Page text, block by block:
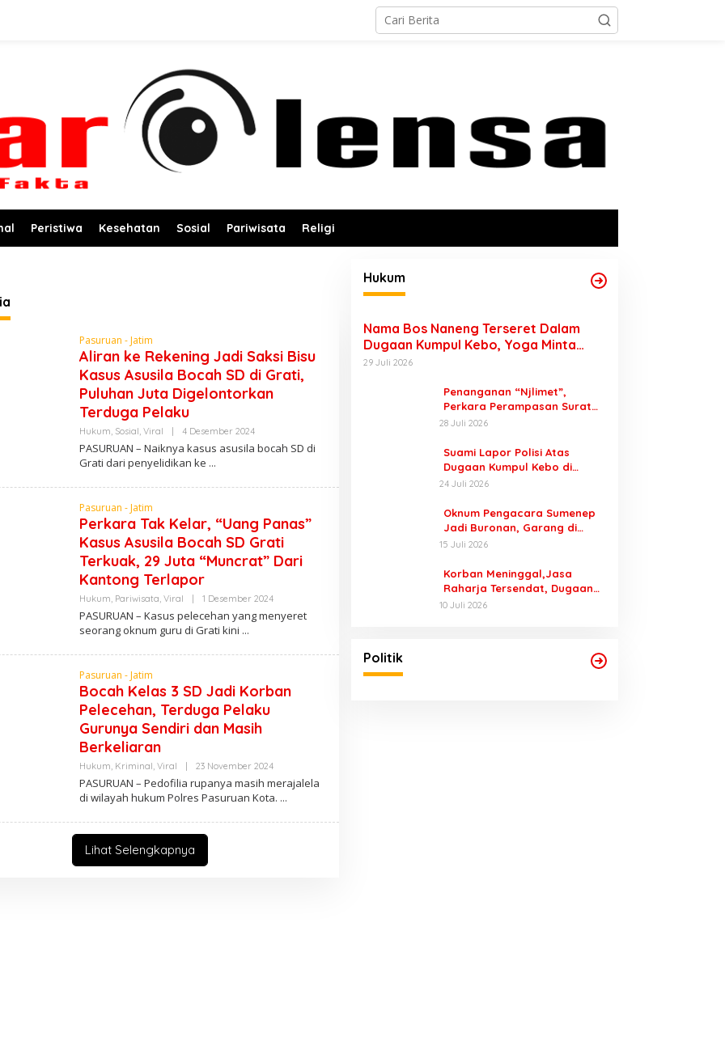
Peristiwa Kesehatan Sosial Pariwisata Religi
Pasuruan - Jatim
Aliran ke Rekening Jadi Saksi Bisu
Kasus Asusila Bocah SD di Grati,
Puluhan Juta Digelontorkan
Terduga Pelaku
Hukum Sosial Viral | 4 Desember 2024O
E
D
N
PASURUAN – Naiknya kasus asusila bocah SD di
Grati dari penyelidikan ke
Pasuruan - Jatim
Perkara Tak Kelar, “Uang Panas”
Kasus Asusila Bocah SD Grati
Terkuak, 29 Juta “Muncrat” Dari
Kantong Terlapor
Hukum Pariwisata Viral | 1 Desember 2024O
E
D
N
PASURUAN – Kasus pelecehan yang menyeret
seorang oknum guru di Grati kini
Pasuruan - Jatim
Bocah Kelas 3 SD Jadi Korban
Pelecehan, Terduga Pelaku
Gurunya Sendiri dan Masih
Berkeliaran
Hukum Kriminal Viral | 23 November 2024O
E
H
D
PASURUAN – Pedofilia rupanya masih merajalela
di wilayah hukum Polres Pasuruan Kota.
Lihat Selengkapnya
Hukum
Nama Bos Naneng Terseret Dalam
Dugaan Kumpul Kebo, Yoga Minta
Orang Tuanya Juga Dipanggil Polisi
29 Juli 2026
Penanganan “Njlimet”,
Perkara Perampasan Surat
Mobil Tak Kunjung Tersangka
Pasuruan
28 Juli 2026
Suami Lapor Polisi Atas
Dugaan Kumpul Kebo di
Sumber Banteng Kejayan,
Ditangkap
24 Juli 2026
Oknum Pengacara Sumenep
Jadi Buronan, Garang di
Tiktok tapi Ternyata Keok
Sopir
15 Juli 2026
Korban Meninggal,Jasa
Raharja Tersendat, Dugaan
Laporan Palsu Kecelakaan
10 Juli 2026
Politik